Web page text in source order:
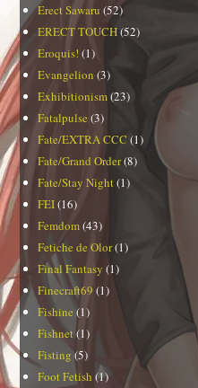
Erect Sawaru (52)
ERECT TOUCH(52)
Eroquis! (1)
Evangelion (3)
Exhibitionism(23)
Fatalpulse (3)
Fate/EXTRA CCC (1)
Fate/Grand Order(8)
Fate/Stay Night (1)
FEI(16)
Femdom(43)
Fetiche de Olor(1)
Final Fantasy (1)
Finecraft69 (1)
Fishine (1)
Fishnet(1)
Fisting(5)
Foot Fetish (1)